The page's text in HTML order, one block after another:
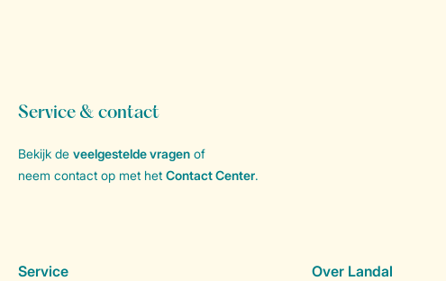
Service & contact
Bekijk de veelgestelde vragen of
neem contact op met het Contact Center.
Service Over Landal